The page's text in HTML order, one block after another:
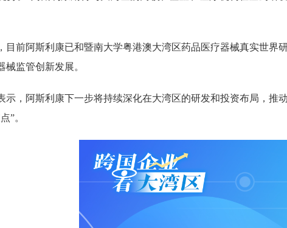
阿斯利康已和暨南大学粤港澳大湾区药品医疗器械真实世界
械监管创新发展。
阿斯利康下一步将持续深化在大湾区的研发和投资布局，推
”。